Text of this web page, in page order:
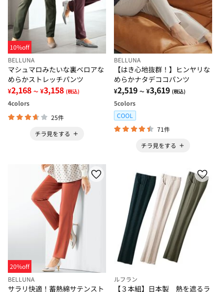
10%off
BELLUNA
マシュマロみたいな裏ベロアな
めらかストレッチパンツ
¥2,168 ～ ¥3,158 (税込)
4colors
25件
チラ見をする
BELLUNA
【はき心地抜群！】ヒンヤリな
めらかナタデココパンツ
¥2,519 ～ ¥3,619 (税込)
5colors
COOL
71件
チラ見をする
20%off
BELLUNA
サラリ快適！蓄熱綿サテンスト
ルフラン
【３本組】日本製 熱を遮るラ